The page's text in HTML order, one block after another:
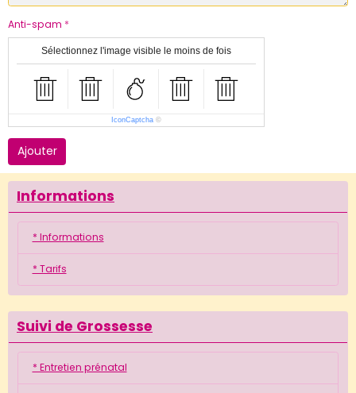
Anti-spam
Sélectionnez l'image visible le moins de fois
IconCaptcha ©
Ajouter
Informations
* Informations
* Tarifs
Suivi de Grossesse
* Entretien prénatal